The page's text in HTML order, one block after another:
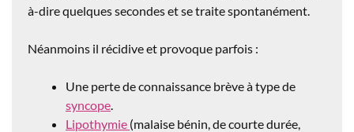
à-dire quelques secondes et se traite spontanément.
Néanmoins il récidive et provoque parfois :
Une perte de connaissance brève à type de
syncope.
Lipothymie (malaise bénin, de courte durée,